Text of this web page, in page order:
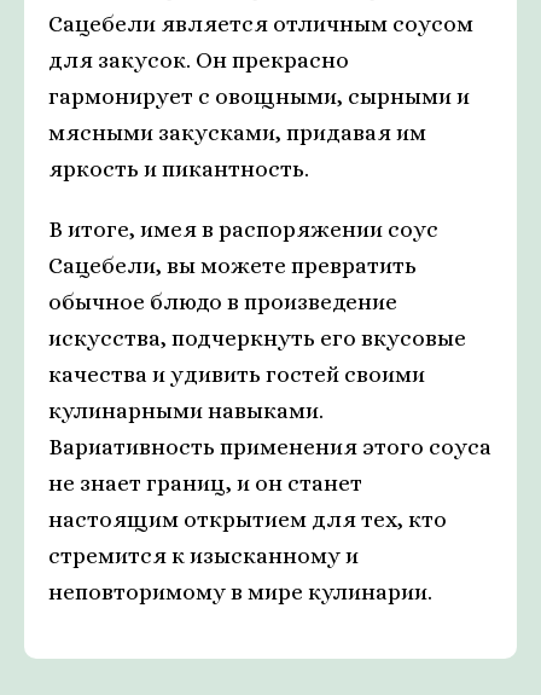
Сацебели является отличным соусом
для закусок. Он прекрасно
гармонирует с овощными, сырными и
мясными закусками, придавая им
яркость и пикантность.
В итоге, имея в распоряжении соус
Сацебели, вы можете превратить
обычное блюдо в произведение
искусства, подчеркнуть его вкусовые
качества и удивить гостей своими
кулинарными навыками.
Вариативность применения этого соуса
не знает границ, и он станет
настоящим открытием для тех, кто
стремится к изысканному и
неповторимому в мире кулинарии.